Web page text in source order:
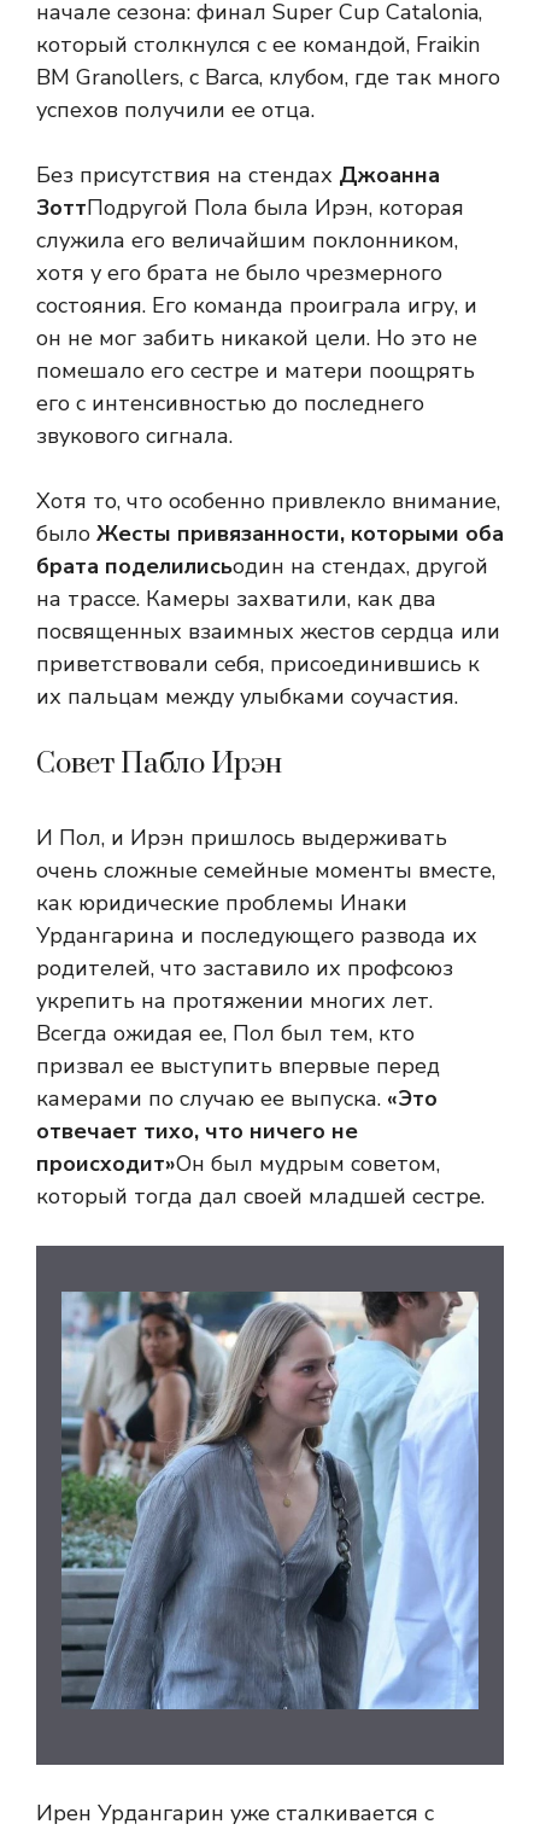
начале сезона: финал Super Cup Catalonia,
который столкнулся с ее командой, Fraikin
BM Granollers, с Barca, клубом, где так много
успехов получили ее отца.
Без присутствия на стендах Джоанна
ЗоттПодругой Пола была Ирэн, которая
служила его величайшим поклонником,
хотя у его брата не было чрезмерного
состояния. Его команда проиграла игру, и
он не мог забить никакой цели. Но это не
помешало его сестре и матери поощрять
его с интенсивностью до последнего
звукового сигнала.
Хотя то, что особенно привлекло внимание,
было Жесты привязанности, которыми оба
брата поделилисьодин на стендах, другой
на трассе. Камеры захватили, как два
посвященных взаимных жестов сердца или
приветствовали себя, присоединившись к
их пальцам между улыбками соучастия.
Совет Пабло Ирэн
И Пол, и Ирэн пришлось выдерживать
очень сложные семейные моменты вместе,
как юридические проблемы Инаки
Урдангарина и последующего развода их
родителей, что заставило их профсоюз
укрепить на протяжении многих лет.
Всегда ожидая ее, Пол был тем, кто
призвал ее выступить впервые перед
камерами по случаю ее выпуска. «Это
отвечает тихо, что ничего не
происходит»Он был мудрым советом,
который тогда дал своей младшей сестре.
Ирен Урдангарин уже сталкивается с